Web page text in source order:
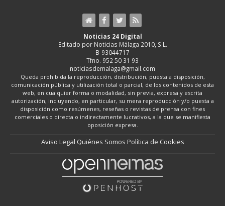
Noticias 24 Digital
Editado por Noticias Málaga 2010, S.L.
B-93044717
Tfno. 952 50 31 93
noticiasdemalaga@gmail.com
Queda prohibida la reproducción, distribución, puesta a disposición,
comunicación pública y utilización total o parcial, de los contenidos de esta
web, en cualquier forma o modalidad, sin previa, expresa y escrita
autorización, incluyendo, en particular, su mera reproducción y/o puesta a
disposición como resúmenes, reseñas o revistas de prensa con fines
comerciales o directa o indirectamente lucrativos, a la que se manifiesta
oposición expresa.
Aviso Legal Quiénes Somos Política de Cookies